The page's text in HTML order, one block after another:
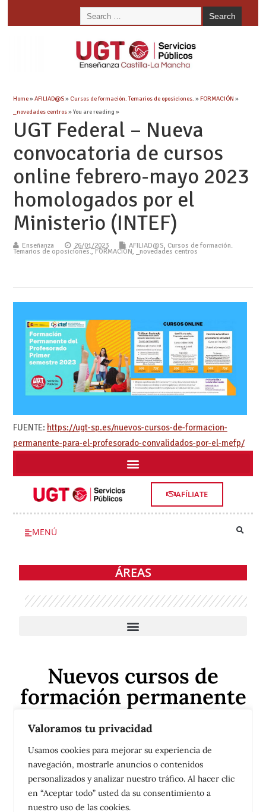
Home»AFILIAD@S» Cursos de formación. Temarios de oposiciones. »FORMACIÓN »
_novedades centros» You are reading »
UGT Federal – Nueva
convocatoria de cursos
online febrero-mayo 2023
homologados por el
Ministerio (INTEF)
Enseñanza 26/01/2023 AFILIAD@S, Cursos de formación.
Temarios de oposiciones.,FORMACIÓN, _novedades centros
FUENTE: https://ugt-sp.es/nuevos-cursos-de-formacion-
permanente-para-el-profesorado-convalidados-por-el-mefp/